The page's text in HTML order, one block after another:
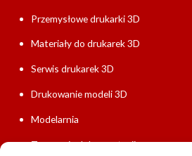
Przemysłowe drukarki 3D
Materiały do drukarek 3D
Serwis drukarek 3D
Drukowanie modeli 3D
Modelarnia
Tworzenie dokumentacji